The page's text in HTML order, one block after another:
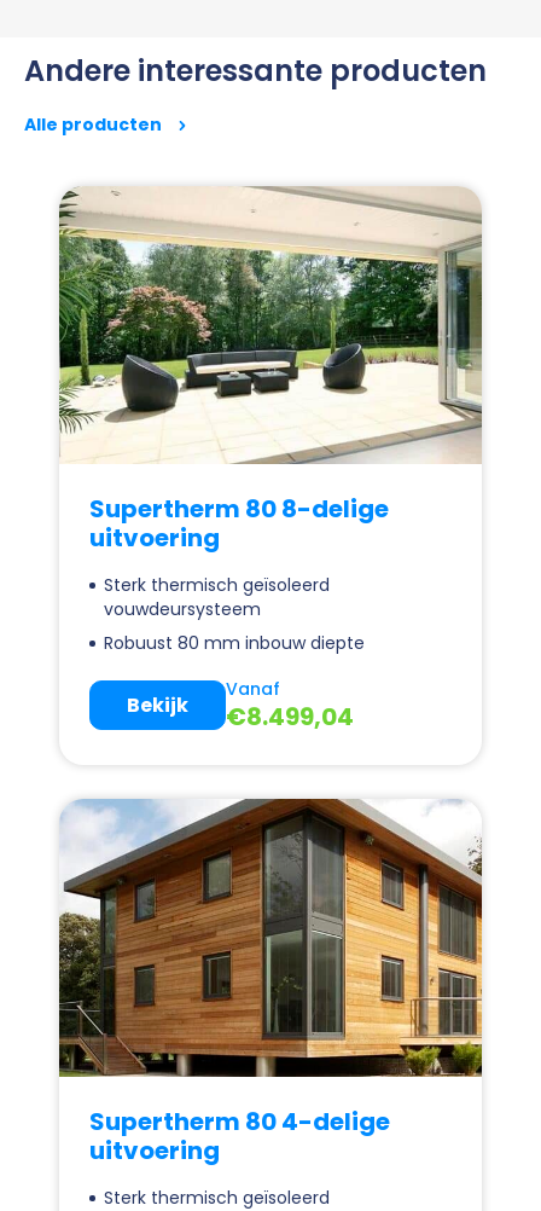
Andere interessante producten
Alle producten
Supertherm 80 8-delige
uitvoering
Sterk thermisch geïsoleerd
vouwdeursysteem
Robuust 80 mm inbouw diepte
Vanaf
€8.499,04
Bekijk
Supertherm 80 4-delige
uitvoering
Sterk thermisch geïsoleerd